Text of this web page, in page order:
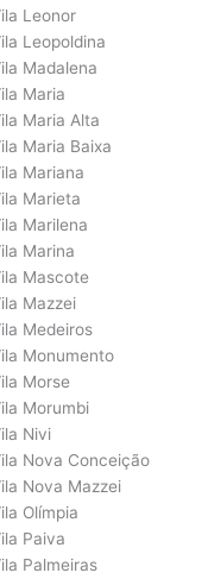
Leonor
Leopoldina
Madalena
Maria
Maria Alta
Maria Baixa
Mariana
Marieta
Marilena
Marina
Mascote
Mazzei
Medeiros
Monumento
Morse
Morumbi
Nivi
Nova Conceição
Nova Mazzei
Olímpia
Paiva
Palmeiras